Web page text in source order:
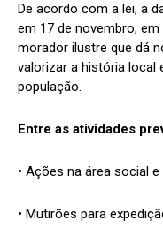
De acordo com a lei, a
em 17 de novembro,
morador ilustre que dá
valorizar a história local
população.
Entre as atividades
• Ações na área social e
• Mutirões para